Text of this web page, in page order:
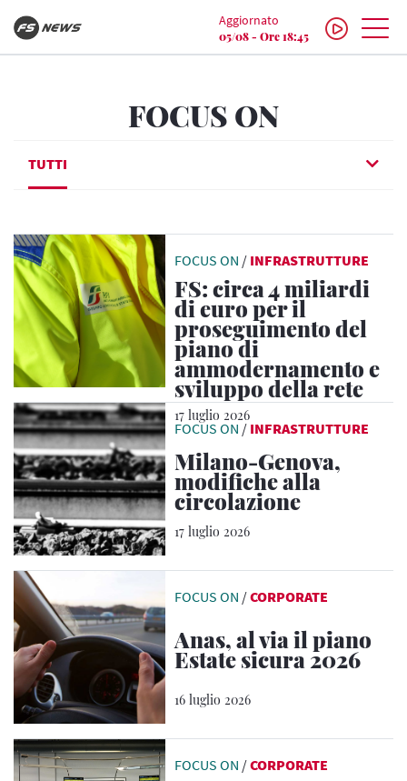
Aggiornato
05/08 - Ore 18:45
FOCUS ON
TUTTI
FOCUS ON / INFRASTRUTTURE
FS: circa 4 miliardi
di euro per il
proseguimento del
piano di
ammodernamento e
sviluppo della rete
17 luglio 2026
FOCUS ON / INFRASTRUTTURE
Milano-Genova,
modifiche alla
circolazione
17 luglio 2026
FOCUS ON /CORPORATE
Anas, al via il piano
Estate sicura 2026
16 luglio 2026
FOCUS ON /CORPORATE